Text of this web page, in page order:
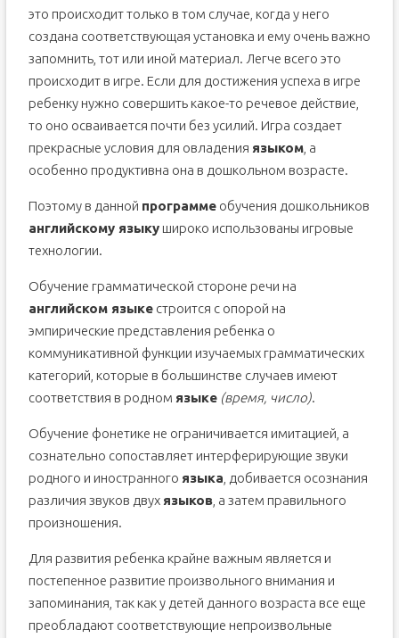
это происходит только в том случае, когда у него
создана соответствующая установка и ему очень важно
запомнить, тот или иной материал. Легче всего это
происходит в игре. Если для достижения успеха в игре
ребенку нужно совершить какое-то речевое действие,
то оно осваивается почти без усилий. Игра создает
прекрасные условия для овладения языком, а
особенно продуктивна она в дошкольном возрасте.
Поэтому в данной программеобучения дошкольников
английскому языкушироко использованы игровые
технологии.
Обучение грамматической стороне речи на
английском языкестроится с опорой на
эмпирические представления ребенка о
коммуникативной функции изучаемых грамматических
категорий, которые в большинстве случаев имеют
соответствия в родном языке (время, число).
Обучение фонетике не ограничивается имитацией, а
сознательно сопоставляет интерферирующие звуки
родного и иностранного языка , добивается осознания
различия звуков двух языков, а затем правильного
произношения.
Для развития ребенка крайне важным является и
постепенное развитие произвольного внимания и
запоминания, так как у детей данного возраста все еще
преобладают соответствующие непроизвольные